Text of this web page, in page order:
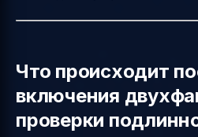
Что происходит
включения
проверки